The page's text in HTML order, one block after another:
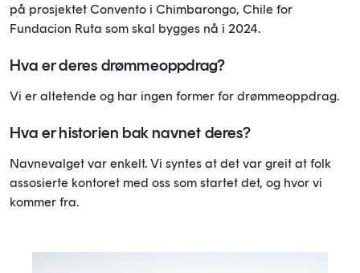
på prosjektet Convento i Chimbarongo, Chile for
Fundacion Ruta som skal bygges nå i 2024.
Hva er deres drømmeoppdrag?
Vi er altetende og har ingen former for drømmeoppdrag.
Hva er historien bak navnet deres?
Navnevalget var enkelt. Vi syntes at det var greit at folk
assosierte kontoret med oss som startet det, og hvor vi
kommer fra.